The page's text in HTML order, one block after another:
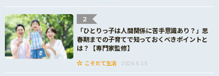
2
「ひとりっ子は人間関係に苦手意識あり？」思
春期までの子育てで知っておくべきポイントと
は？【専門家監修】
こそだて生活 2026.6.15